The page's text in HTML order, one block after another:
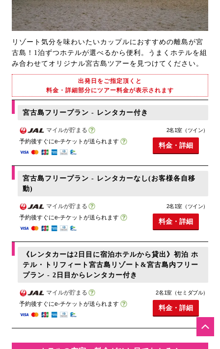
リゾート気分を味わいたいカップルにおすすめの離島が宮
古島！1泊ずつホテルが選べるから便利。うまくホテルを組
み合わせてオリジナル宮古島ツアーを見つけてください。
出発日をご指定頂くと
料金・詳細部分にツアー料金が表示されます
宮古島フリープラン - レンタカー付き
マイルが貯まる
予約後すぐにe-チケットが送られます
2名1室（ツイン）
料金・詳細
宮古島フリープラン - レンタカーなし(お客様各自移
動)
マイルが貯まる
予約後すぐにe-チケットが送られます
2名1室（ツイン）
料金・詳細
《レンタカーは2日目に宿泊ホテルから貸出》初泊 ホ
テル・トリフィート宮古島リゾート&宮古島内フリー
プラン - 2日目からレンタカー付き
マイルが貯まる
予約後すぐにe-チケットが送られます
2名1室（セミダブル）
料金・詳細